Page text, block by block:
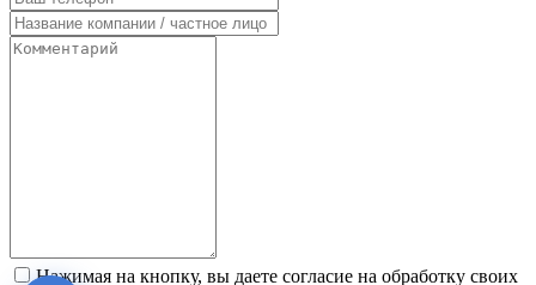
Нажимая на кнопку, вы даете согласие на обработку своих